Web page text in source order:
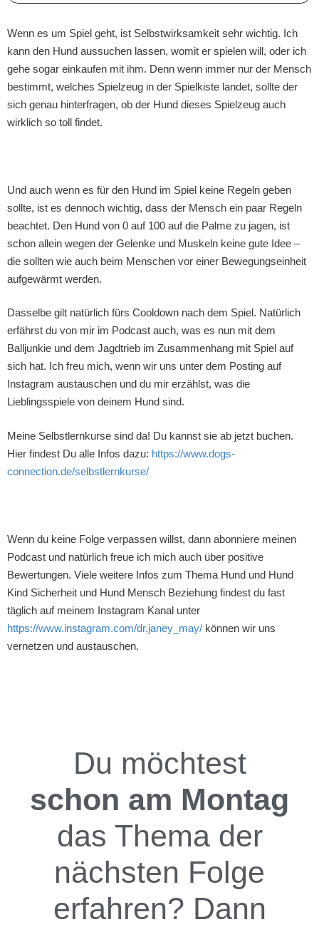
Wenn es um Spiel geht, ist Selbstwirksamkeit sehr wichtig. Ich
kann den Hund aussuchen lassen, womit er spielen will, oder ich
gehe sogar einkaufen mit ihm. Denn wenn immer nur der Mensch
bestimmt, welches Spielzeug in der Spielkiste landet, sollte der
sich genau hinterfragen, ob der Hund dieses Spielzeug auch
wirklich so toll findet.
Und auch wenn es für den Hund im Spiel keine Regeln geben
sollte, ist es dennoch wichtig, dass der Mensch ein paar Regeln
beachtet. Den Hund von 0 auf 100 auf die Palme zu jagen, ist
schon allein wegen der Gelenke und Muskeln keine gute Idee –
die sollten wie auch beim Menschen vor einer Bewegungseinheit
aufgewärmt werden.
Dasselbe gilt natürlich fürs Cooldown nach dem Spiel. Natürlich
erfährst du von mir im Podcast auch, was es nun mit dem
Balljunkie und dem Jagdtrieb im Zusammenhang mit Spiel auf
sich hat. Ich freu mich, wenn wir uns unter dem Posting auf
Instagram austauschen und du mir erzählst, was die
Lieblingsspiele von deinem Hund sind.
Meine Selbstlernkurse sind da! Du kannst sie ab jetzt buchen.
Hier findest Du alle Infos dazu: https://www.dogs-
connection.de/selbstlernkurse/
Wenn du keine Folge verpassen willst, dann abonniere meinen
Podcast und natürlich freue ich mich auch über positive
Bewertungen. Viele weitere Infos zum Thema Hund und Hund
Kind Sicherheit und Hund Mensch Beziehung findest du fast
täglich auf meinem Instagram Kanal unter
https://www.instagram.com/dr.janey_may/ können wir uns
vernetzen und austauschen.
Du möchtest
schon am Montag
das Thema der
nächsten Folge
erfahren? Dann